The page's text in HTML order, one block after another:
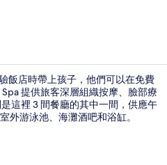
飯店時帶上孩子，他們可以在免費
提供旅客深層組織按摩、臉部療
這裡 3 間餐廳的其中一間，供應午
外游泳池、海灘酒吧和浴缸。